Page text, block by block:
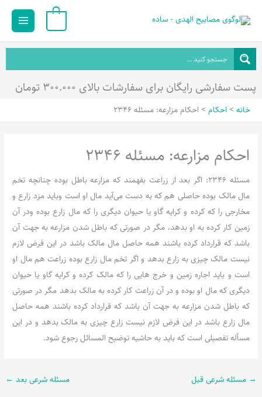
محتوا
Main
پست سفارشی رایگان برای سفارشات بالای ۳۰۰.۰۰۰ تومان
خانه احکام احکام مزارعه: مسئله 2346
احکام مزارعه: مسئله 2346
مسئله 2346: اگر بعد از زراعت بفهمند که مزارعه باطل بوده چنانچه تخم
مال مالک بوده حاصلی هم که به دست می‌آید مال او است وباید مزد زارع و
مخارجی را که کرده و کرایه گاو یا حیوان دیگری را که مال زارع بوده ودر آن
زمین کار کرده به او بدهد، مگر در صورتی که باطل شدن مزارعه به جهت آن
باشد که قرارداد کرده باشند همه حاصل مال مالک باشد در این فرض لازم
نیست مالک چیزی به زارع بدهد و اگر تخم مال زارع بوده زراعت هم مال او
است و باید اجاره زمین و خرج هایی را که مالک کرده و کرایه گاو یا حیوان
دیگری که مال او بوده و در آن زراعت کار کرده به مالک بدهد مگر در صورتی
که باطل شدن مزارعه به جهت آن باشد که قرارداد کرده باشند همه حاصل
مال زارع باشد در این فرض لازم نیست زارع چیزی به مالک بدهد و در این
مسأله تفصیلی است که باید به حاشیه توضیح المسائل رجوع شود.
→ مسئله شرعی قبل مسئله شرعی بعد ←